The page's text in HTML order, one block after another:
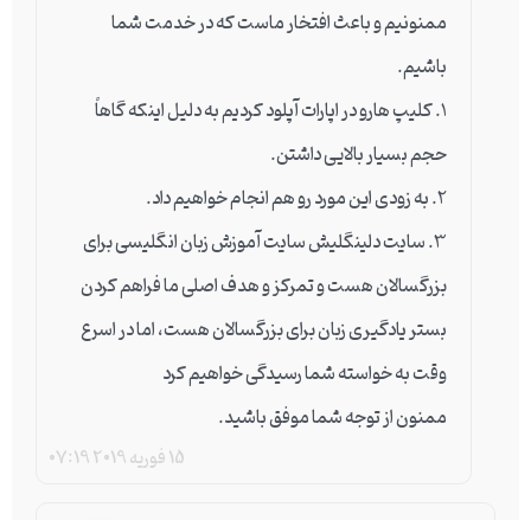
15 فوریه 2019 07:19
ممنونیم و باعث افتخار ماست که در خدمت شما
باشیم.
1. کلیپ هارو در اپارات آپلود کردیم به دلیل اینکه گاهاً
حجم بسیار بالایی داشتن.
2. به زودی این مورد رو هم انجام خواهیم داد.
3. سایت دلینگلیش سایت آموزش زبان انگلیسی برای
بزرگسالان هست و تمرکز و هدف اصلی ما فراهم کردن
بستر یادگیری زبان برای بزرگسالان هست، اما در اسرع
وقت به خواسته شما رسیدگی خواهیم کرد
ممنون از توجه شما موفق باشید.